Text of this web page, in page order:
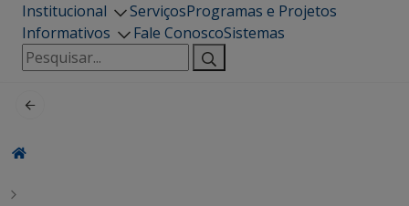
Institucional ServiçosProgramas e Projetos
Informativos
Fale ConoscoSistemas
Pesquisar
por: